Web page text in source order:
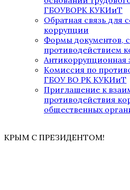
ГБОУВОРК КУКИиТ
Обратная связь для
коррупции
Формы документов,
противодействием
Антикоррупционная
Комиссия по
ГБОУ ВО РК КУКИиТ
Приглашение к
противодействия
общественных
КРЫМ С ПРЕЗИДЕНТОМ!